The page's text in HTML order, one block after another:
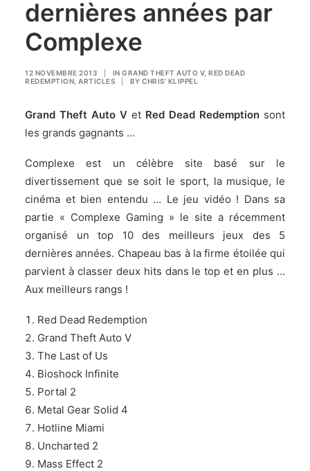
dernières années par
Complexe
12 NOVEMBRE 2013 IN GRAND THEFT AUTO V, RED DEAD
REDEMPTION ARTICLES BY CHRIS' KLIPPEL
Grand Theft Auto V et Red Dead Redemption sont
les grands gagnants …
Complexe est un célèbre site basé sur le
divertissement que se soit le sport, la musique, le
cinéma et bien entendu … Le jeu vidéo ! Dans sa
partie « Complexe Gaming » le site a récemment
organisé un top 10 des meilleurs jeux des 5
dernières années. Chapeau bas à la firme étoilée qui
parvient à classer deux hits dans le top et en plus …
Aux meilleurs rangs !
Red Dead Redemption
Grand Theft Auto V
The Last of Us
Bioshock Infinite
Portal 2
Metal Gear Solid 4
Hotline Miami
Uncharted 2
Mass Effect 2